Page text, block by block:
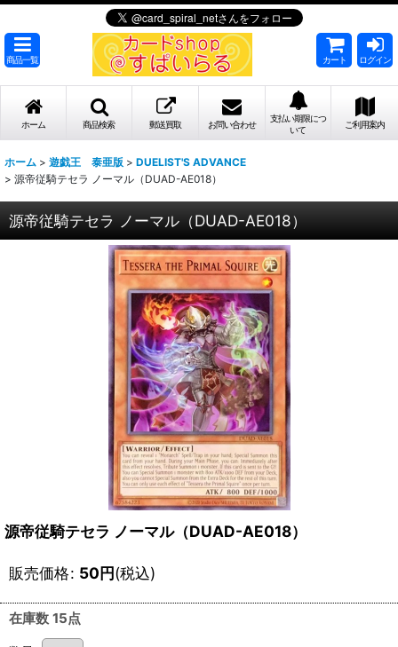
商品一覧 カート ログイン
ホーム 商品検索 郵送買取 お問い合わせ
支払い期限につ
いて
ご利用案内
ホーム > 遊戯王 泰亜版 > DUELIST'S ADVANCE
> 源帝従騎テセラ ノーマル（DUAD-AE018）
源帝従騎テセラ ノーマル（DUAD-AE018）
源帝従騎テセラ ノーマル（DUAD-AE018）
販売価格: 50円(税込)
在庫数 15点